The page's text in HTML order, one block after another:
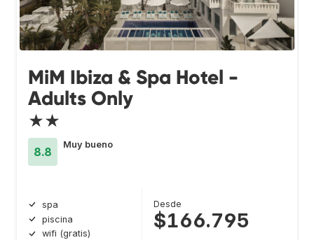
MiM Ibiza & Spa Hotel -
Adults Only
★★
8.8
Muy bueno
spa
piscina
wifi (gratis)
Desde
$166.795